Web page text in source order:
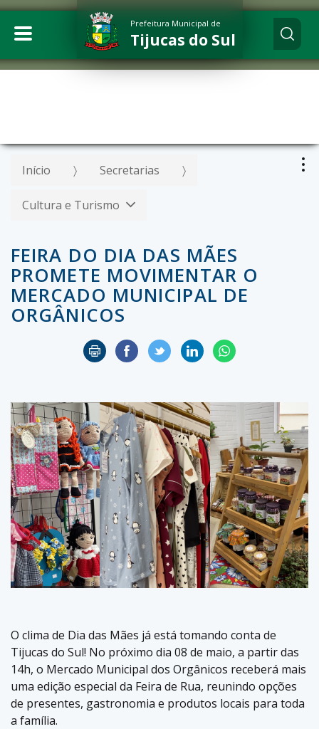
Prefeitura Municipal de
Tijucas do Sul
Início Secretarias
Cultura e Turismo
FEIRA DO DIA DAS MÃES
PROMETE MOVIMENTAR O
MERCADO MUNICIPAL DE
ORGÂNICOS
O clima de Dia das Mães já está tomando conta de
Tijucas do Sul! No próximo dia 08 de maio, a partir das
14h, o Mercado Municipal dos Orgânicos receberá mais
uma edição especial da Feira de Rua, reunindo opções
de presentes, gastronomia e produtos locais para toda
a família.